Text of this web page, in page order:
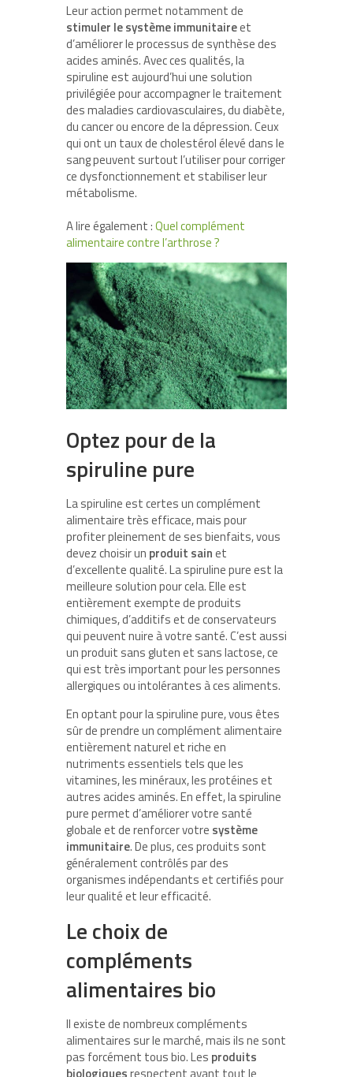
Leur action permet notamment de
stimuler le système immunitaireet
d’améliorer le processus de synthèse des
acides aminés. Avec ces qualités, la
spiruline est aujourd’hui une solution
privilégiée pour accompagner le traitement
des maladies cardiovasculaires, du diabète,
du cancer ou encore de la dépression. Ceux
qui ont un taux de cholestérol élevé dans le
sang peuvent surtout l’utiliser pour corriger
ce dysfonctionnement et stabiliser leur
métabolisme.
A lire également :Quel complément
alimentaire contre l’arthrose ?
Optez pour de la
spiruline pure
La spiruline est certes un complément
alimentaire très efficace, mais pour
profiter pleinement de ses bienfaits, vous
devez choisir un produit sainet
d’excellente qualité. La spiruline pure est la
meilleure solution pour cela. Elle est
entièrement exempte de produits
chimiques, d’additifs et de conservateurs
qui peuvent nuire à votre santé. C’est aussi
un produit sans gluten et sans lactose, ce
qui est très important pour les personnes
allergiques ou intolérantes à ces aliments.
En optant pour la spiruline pure, vous êtes
sûr de prendre un complément alimentaire
entièrement naturel et riche en
nutriments essentiels tels que les
vitamines, les minéraux, les protéines et
autres acides aminés. En effet, la spiruline
pure permet d’améliorer votre santé
globale et de renforcer votre système
immunitaire. De plus, ces produits sont
généralement contrôlés par des
organismes indépendants et certifiés pour
leur qualité et leur efficacité.
Le choix de
compléments
alimentaires bio
Il existe de nombreux compléments
alimentaires sur le marché, mais ils ne sont
pas forcément tous bio. Les produits